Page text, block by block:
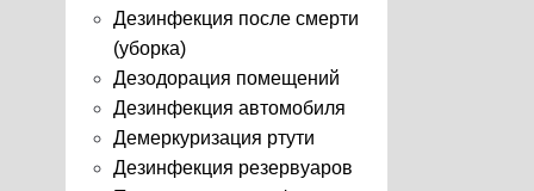
Дезинфекция после смерти
(уборка)
Дезодорация помещений
Дезинфекция автомобиля
Демеркуризация ртути
Дезинфекция резервуаров